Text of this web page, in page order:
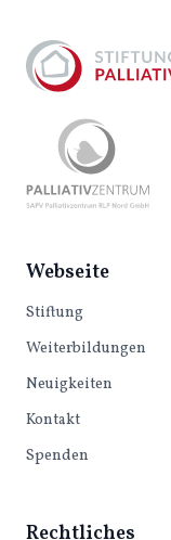
Webseite
Stiftung
Weiterbildungen
Neuigkeiten
Kontakt
Spenden
Rechtliches